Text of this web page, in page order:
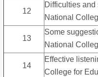
12
Difficulties
National
13
Some
National
14
Effective
College for